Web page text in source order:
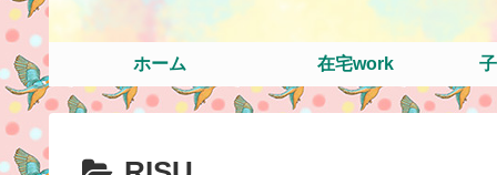
ホーム 在宅work